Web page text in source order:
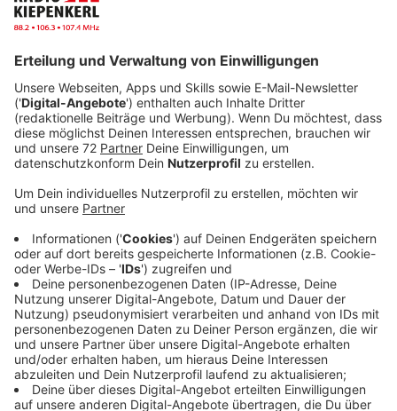
Anzeige
Die Veranstaltung findet in zwei getrennten
Abschnitten statt. Ab 18 Uhr sind besonders die
Anliegerr sowie diejenigen eingeladen, die vorab schon
Hinweise und Anregungen zum Vorentwurf
vorgetragen hatten. Dieser Personenkreis wurde von
der Stadt bereits schriftlich eingeladen. Im ersten Teil
der Veran-staltung werden die Veränderungen zum
Umgang mit den Anregungen aus der frühzeitigen
Beteiligung vorgestellt. Sophia Gorschlüter, die die
Bürgerinformationsveranstaltung im Fachbereich
Planung, Bauordnung und Verkehr vorbereitet, sagt:
„Diese Ver-anstaltung dient lediglich der Information
und der Beantwortung von Fragen. Wer danach noch
Bedenken haben sollte, kann sie im Nachgang
schriftlich einreichen. Wenn es das Platzkontingent